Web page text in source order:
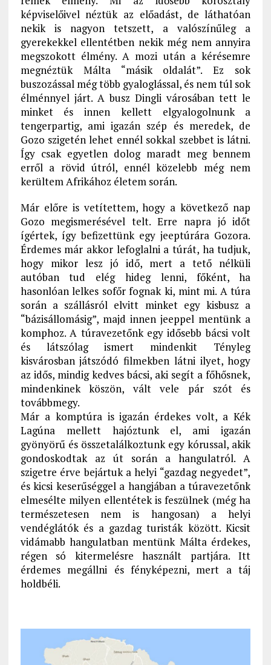
képviselőivel néztük az előadást, de láthatóan
nekik is nagyon tetszett, a valószínűleg a
gyerekekkel ellentétben nekik még nem annyira
megszokott élmény. A mozi után a kérésemre
megnéztük Málta “másik oldalát”. Ez sok
buszozással még több gyaloglással, és nem túl sok
élménnyel járt. A busz Dingli városában tett le
minket és innen kellett elgyalogolnunk a
tengerpartig, ami igazán szép és meredek, de
Gozo szigetén lehet ennél sokkal szebbet is látni.
Így csak egyetlen dolog maradt meg bennem
erről a rövid útról, ennél közelebb még nem
kerültem Afrikához életem során.
Már előre is vetítettem, hogy a következő nap
Gozo megismerésével telt. Erre napra jó időt
ígértek, így befizettünk egy jeeptúrára Gozora.
Érdemes már akkor lefoglalni a túrát, ha tudjuk,
hogy mikor lesz jó idő, mert a tető nélküli
autóban tud elég hideg lenni, főként, ha
hasonlóan lelkes sofőr fognak ki, mint mi. A túra
során a szállásról elvitt minket egy kisbusz a
“bázisállomásig”, majd innen jeeppel mentünk a
komphoz. A túravezetőnk egy idősebb bácsi volt
és látszólag ismert mindenkit Tényleg
kisvárosban játszódó filmekben látni ilyet, hogy
az idős, mindig kedves bácsi, aki segít a főhősnek,
mindenkinek köszön, vált vele pár szót és
továbbmegy.
Már a komptúra is igazán érdekes volt, a Kék
Lagúna mellett hajóztunk el, ami igazán
gyönyörű és összetalálkoztunk egy kórussal, akik
gondoskodtak az út során a hangulatról. A
szigetre érve bejártuk a helyi “gazdag negyedet”,
és kicsi keserűséggel a hangjában a túravezetőnk
elmesélte milyen ellentétek is feszülnek (még ha
természetesen nem is hangosan) a helyi
vendéglátók és a gazdag turisták között. Kicsit
vidámabb hangulatban mentünk Málta érdekes,
régen só kitermelésre használt partjára. Itt
érdemes megállni és fényképezni, mert a táj
holdbéli.